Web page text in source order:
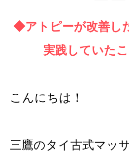
◆アトピーが改善し
実践していた
こんにちは！
三鷹のタイ古式マッ